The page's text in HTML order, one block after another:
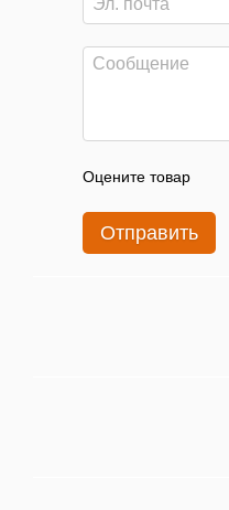
Оцените товар
Отправить